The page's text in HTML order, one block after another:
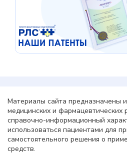
Материалы сайта предназначены
медицинских и фармацевтических
справочно-информационный
использоваться пациентами для
самостоятельного решения о
средств.